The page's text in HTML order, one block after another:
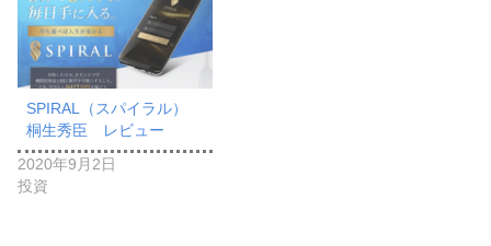
SPIRAL（スパイラル）
桐生秀臣 レビュー
2020年9月2日
投資